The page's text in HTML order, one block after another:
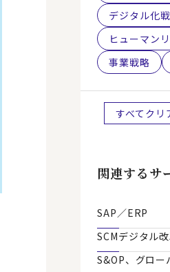
デジタル化
ヒューマン
事業戦略
すべてクリ
関連するサ
SAP／ERP
SCMデジタル
S&OP、グロー